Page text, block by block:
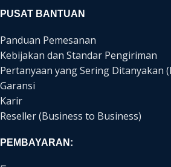
PUSAT BANTUAN
Panduan Pemesanan
Kebijakan dan Standar Pengiriman
Pertanyaan yang Sering Ditanyakan
Garansi
Karir
Reseller (Business to Business)
PEMBAYARAN: